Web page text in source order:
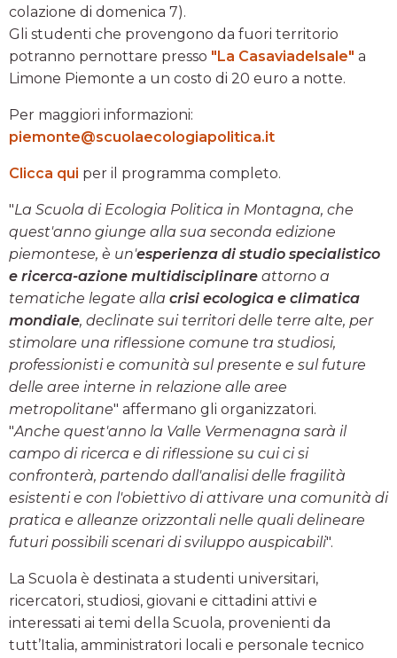
colazione di domenica 7).
Gli studenti che provengono da fuori territorio
potranno pernottare presso "La Casaviadelsale" a
Limone Piemonte a un costo di 20 euro a notte.
Per maggiori informazioni:
piemonte@scuolaecologiapolitica.it
Clicca qui per il programma completo.
"La Scuola di Ecologia Politica in Montagna, che
quest'anno giunge alla sua seconda edizione
piemontese, è un'esperienza di studio specialistico
e ricerca-azione multidisciplinare attorno a
tematiche legate alla crisi ecologica e climatica
mondiale, declinate sui territori delle terre alte, per
stimolare una riflessione comune tra studiosi,
professionisti e comunità sul presente e sul future
delle aree interne in relazione alle aree
metropolitane" affermano gli organizzatori.
"Anche quest'anno la Valle Vermenagna sarà il
campo di ricerca e di riflessione su cui ci si
confronterà, partendo dall'analisi delle fragilità
esistenti e con l'obiettivo di attivare una comunità di
pratica e alleanze orizzontali nelle quali delineare
futuri possibili scenari di sviluppo auspicabili".
La Scuola è destinata a studenti universitari,
ricercatori, studiosi, giovani e cittadini attivi e
interessati ai temi della Scuola, provenienti da
tutt’Italia, amministratori locali e personale tecnico